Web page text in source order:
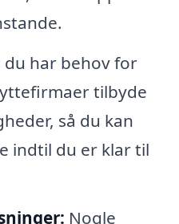
du har behov for
tilbyde
så du kan
indtil du er klar til
Nogle